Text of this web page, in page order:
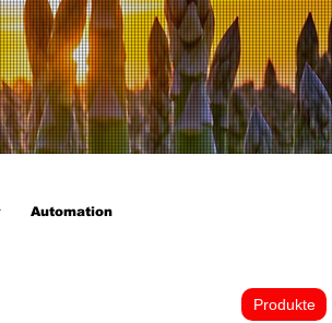
Automation
Produkte